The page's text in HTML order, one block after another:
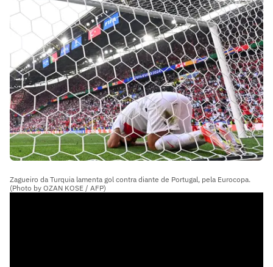
Zagueiro da Turquia lamenta gol contra diante de Portugal, pela Eurocopa.
(Photo by OZAN KOSE / AFP)